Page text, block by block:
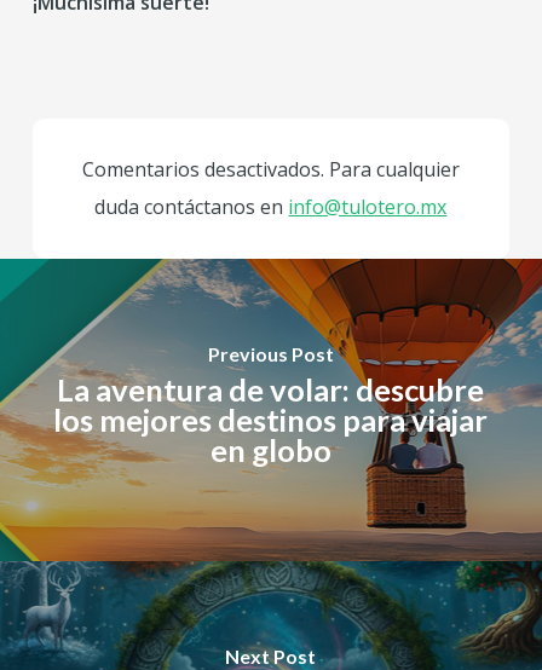
Comentarios desactivados. Para cualquier
duda contáctanos en info@tulotero.mx
Previous Post
La aventura de volar: descubre
los mejores destinos para viajar
en globo
Next Post